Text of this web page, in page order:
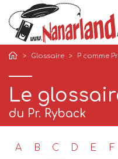
Glossaire P comme
Le
du Pr. Ryback
A B C D E F